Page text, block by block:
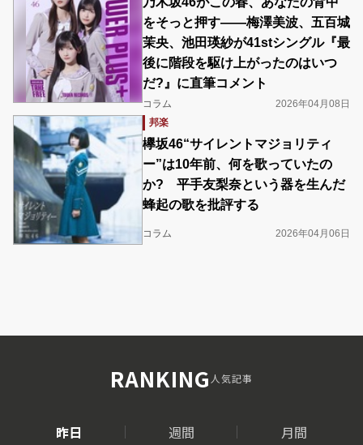
をそっと押す――梅澤美波、五百城
茉央、池田瑛紗が41stシングル『最
後に階段を駆け上がったのはいつ
だ?』に直筆コメント
コラム
2026年04月08日
邦楽
欅坂46“サイレントマジョリティ
ー”は10年前、何を歌っていたの
か? 平手友梨奈という器を生んだ
蜂起の歌を批評する
コラム 2026年04月06日
RANKING人気記事
昨日 週間 月間